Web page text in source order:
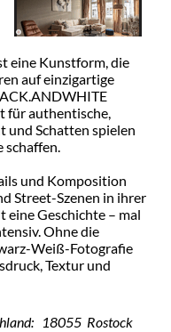
eine Kunstform, die
auf einzigartige
für authentische,
und Schatten spielen
schaffen.
und Komposition
Street-Szenen in ihrer
eine Geschichte – mal
Ohne die
Weiß-Fotografie
Textur und
18055 Rostock